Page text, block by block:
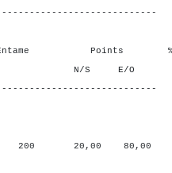
Points %
S E/O N/
20,00 80,00